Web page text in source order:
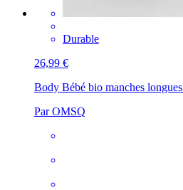
Durable
26,99 €
Body Bébé bio manches longues
Par OMSQ